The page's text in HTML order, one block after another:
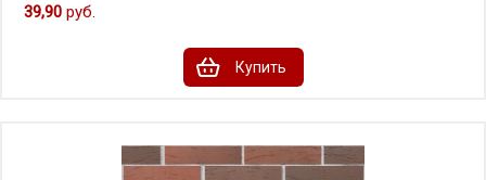
39,90 руб.
Купить